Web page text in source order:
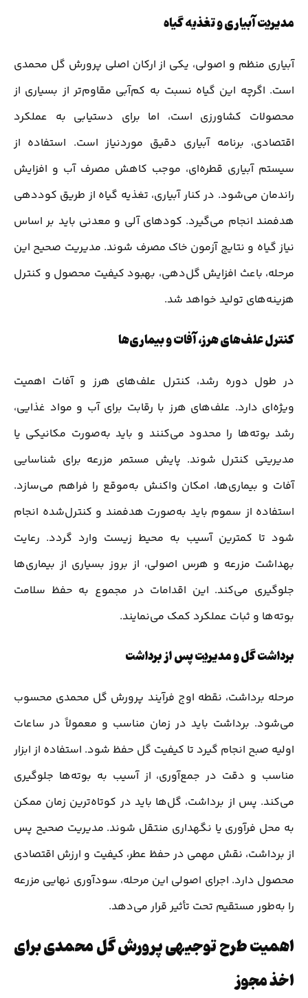
مدیریت آبیاری و تغذیه گیاه
آبیاری منظم و اصولی، یکی از ارکان اصلی پرورش گل محمدی
است. اگرچه این گیاه نسبت به کم‌آبی مقاوم‌تر از بسیاری از
محصولات کشاورزی است، اما برای دستیابی به عملکرد
اقتصادی، برنامه آبیاری دقیق موردنیاز است. استفاده از
سیستم آبیاری قطره‌ای، موجب کاهش مصرف آب و افزایش
راندمان می‌شود. در کنار آبیاری، تغذیه گیاه از طریق کوددهی
هدفمند انجام می‌گیرد. کودهای آلی و معدنی باید بر اساس
نیاز گیاه و نتایج آزمون خاک مصرف شوند. مدیریت صحیح این
مرحله، باعث افزایش گل‌دهی، بهبود کیفیت محصول و کنترل
هزینه‌های تولید خواهد شد.
کنترل علف‌های هرز، آفات و بیماری‌ها
در طول دوره رشد، کنترل علف‌های هرز و آفات اهمیت
ویژه‌ای دارد. علف‌های هرز با رقابت برای آب و مواد غذایی،
رشد بوته‌ها را محدود می‌کنند و باید به‌صورت مکانیکی یا
مدیریتی کنترل شوند. پایش مستمر مزرعه برای شناسایی
آفات و بیماری‌ها، امکان واکنش به‌موقع را فراهم می‌سازد.
استفاده از سموم باید به‌صورت هدفمند و کنترل‌شده انجام
شود تا کمترین آسیب به محیط زیست وارد گردد. رعایت
بهداشت مزرعه و هرس اصولی، از بروز بسیاری از بیماری‌ها
جلوگیری می‌کند. این اقدامات در مجموع به حفظ سلامت
بوته‌ها و ثبات عملکرد کمک می‌نمایند.
برداشت گل و مدیریت پس از برداشت
مرحله برداشت، نقطه اوج فرآیند پرورش گل محمدی محسوب
می‌شود. برداشت باید در زمان مناسب و معمولاً در ساعات
اولیه صبح انجام گیرد تا کیفیت گل حفظ شود. استفاده از ابزار
مناسب و دقت در جمع‌آوری، از آسیب به بوته‌ها جلوگیری
می‌کند. پس از برداشت، گل‌ها باید در کوتاه‌ترین زمان ممکن
به محل فرآوری یا نگهداری منتقل شوند. مدیریت صحیح پس
از برداشت، نقش مهمی در حفظ عطر، کیفیت و ارزش اقتصادی
محصول دارد. اجرای اصولی این مرحله، سودآوری نهایی مزرعه
را به‌طور مستقیم تحت تأثیر قرار می‌دهد.
اهمیت طرح توجیهی پرورش گل محمدی برای
اخذ مجوز